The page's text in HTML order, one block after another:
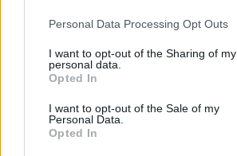
Personal Data Processing Opt Outs
I want to opt-out of the Sharing of my
personal data.
Opted In
I want to opt-out of the Sale of my
Personal Data.
Opted In
wszystkim ludziom.
Przez Chrystusa, Pana naszego. Amen.